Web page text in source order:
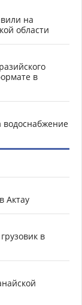
на
области
в
водоснабжение
Актау
в